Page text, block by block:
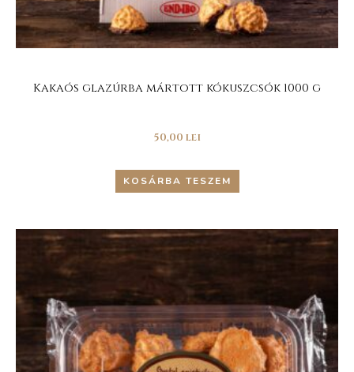
Kakaós glazúrba mártott kókuszcsók 1000 g
50,00 lei
KOSÁRBA TESZEM